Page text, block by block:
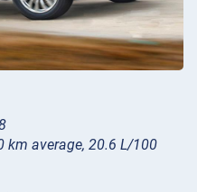
km average, 20.6 L/100